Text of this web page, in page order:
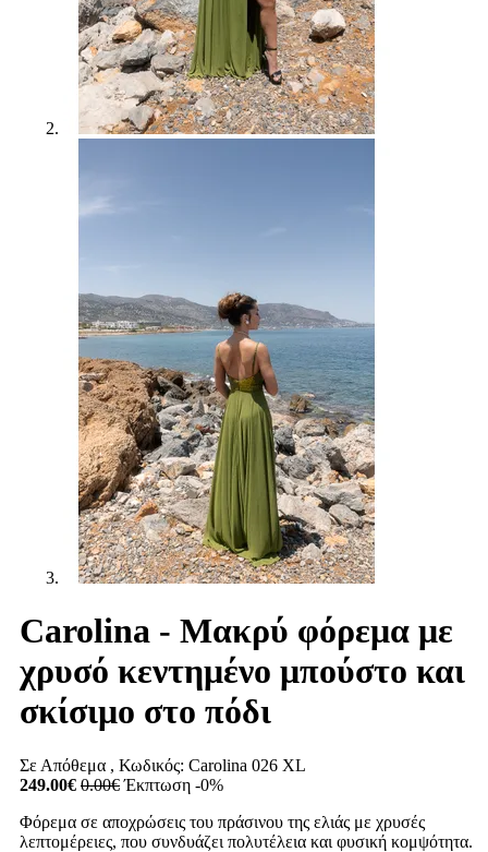
Carolina - Μακρύ φόρεμα με
χρυσό κεντημένο μπούστο και
σκίσιμο στο πόδι
Σε Απόθεμα , Κωδικός: Carolina 026 XL
249.00€ 0.00€ Έκπτωση -0%
Φόρεμα σε αποχρώσεις του πράσινου της ελιάς με χρυσές
λεπτομέρειες, που συνδυάζει πολυτέλεια και φυσική κομψότητα.